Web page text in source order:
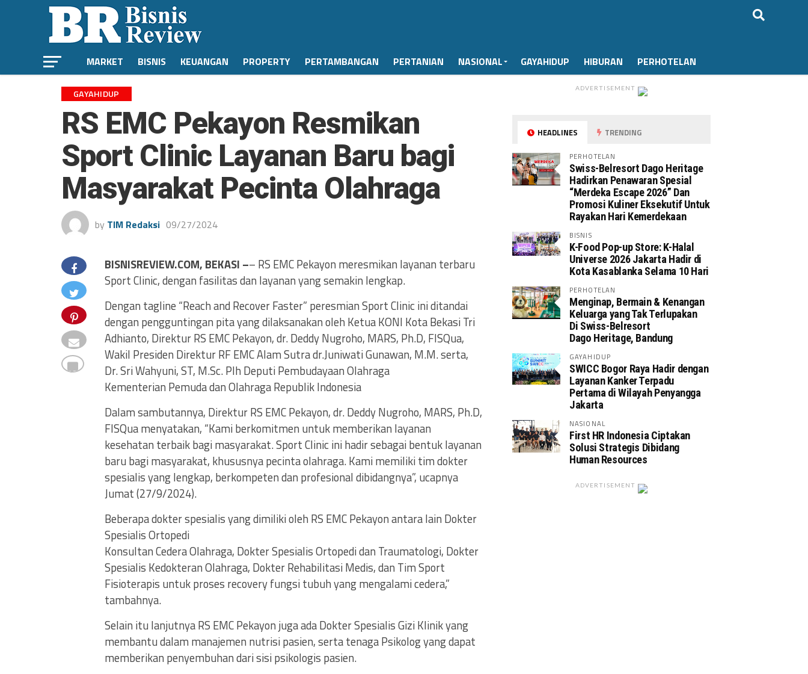
MARKET BISNIS KEUANGAN PROPERTY PERTAMBANGAN PERTANIAN NASIONAL GAYAHIDUP HIBURAN PERHOTELAN
GAYAHIDUP
RS EMC Pekayon Resmikan
Sport Clinic Layanan Baru bagi
Masyarakat Pecinta Olahraga
by TIM Redaksi 09/27/2024
BISNISREVIEW.COM, BEKASI –– RS EMC Pekayon meresmikan layanan terbaru
Sport Clinic, dengan fasilitas dan layanan yang semakin lengkap.
Dengan tagline “Reach and Recover Faster” peresmian Sport Clinic ini ditandai
dengan pengguntingan pita yang dilaksanakan oleh Ketua KONI Kota Bekasi Tri
Adhianto, Direktur RS EMC Pekayon, dr. Deddy Nugroho, MARS, Ph.D, FISQua,
Wakil Presiden Direktur RF EMC Alam Sutra dr.Juniwati Gunawan, M.M. serta,
Dr. Sri Wahyuni, ST, M.Sc. Plh Deputi Pembudayaan Olahraga
Kementerian Pemuda dan Olahraga Republik Indonesia
Dalam sambutannya, Direktur RS EMC Pekayon, dr. Deddy Nugroho, MARS, Ph.D,
FISQua menyatakan, “Kami berkomitmen untuk memberikan layanan
kesehatan terbaik bagi masyarakat. Sport Clinic ini hadir sebagai bentuk layanan
baru bagi masyarakat, khususnya pecinta olahraga. Kami memiliki tim dokter
spesialis yang lengkap, berkompeten dan profesional dibidangnya”, ucapnya
Jumat (27/9/2024).
Beberapa dokter spesialis yang dimiliki oleh RS EMC Pekayon antara lain Dokter
Spesialis Ortopedi
Konsultan Cedera Olahraga, Dokter Spesialis Ortopedi dan Traumatologi, Dokter
Spesialis Kedokteran Olahraga, Dokter Rehabilitasi Medis, dan Tim Sport
Fisioterapis untuk proses recovery fungsi tubuh yang mengalami cedera,”
tambahnya.
Selain itu lanjutnya RS EMC Pekayon juga ada Dokter Spesialis Gizi Klinik yang
membantu dalam manajemen nutrisi pasien, serta tenaga Psikolog yang dapat
memberikan penyembuhan dari sisi psikologis pasien.
ADVERTISEMENT
HEADLINES TRENDING
PERHOTELAN
Swiss-Belresort Dago Heritage
Hadirkan Penawaran Spesial
“Merdeka Escape 2026” Dan
Promosi Kuliner Eksekutif Untuk
Rayakan Hari Kemerdekaan
BISNIS
K-Food Pop-up Store: K-Halal
Universe 2026 Jakarta Hadir di
Kota Kasablanka Selama 10 Hari
PERHOTELAN
Menginap, Bermain & Kenangan
Keluarga yang Tak Terlupakan
Di Swiss-Belresort
Dago Heritage, Bandung
GAYAHIDUP
SWICC Bogor Raya Hadir dengan
Layanan Kanker Terpadu
Pertama di Wilayah Penyangga
Jakarta
NASIONAL
First HR Indonesia Ciptakan
Solusi Strategis Dibidang
Human Resources
ADVERTISEMENT